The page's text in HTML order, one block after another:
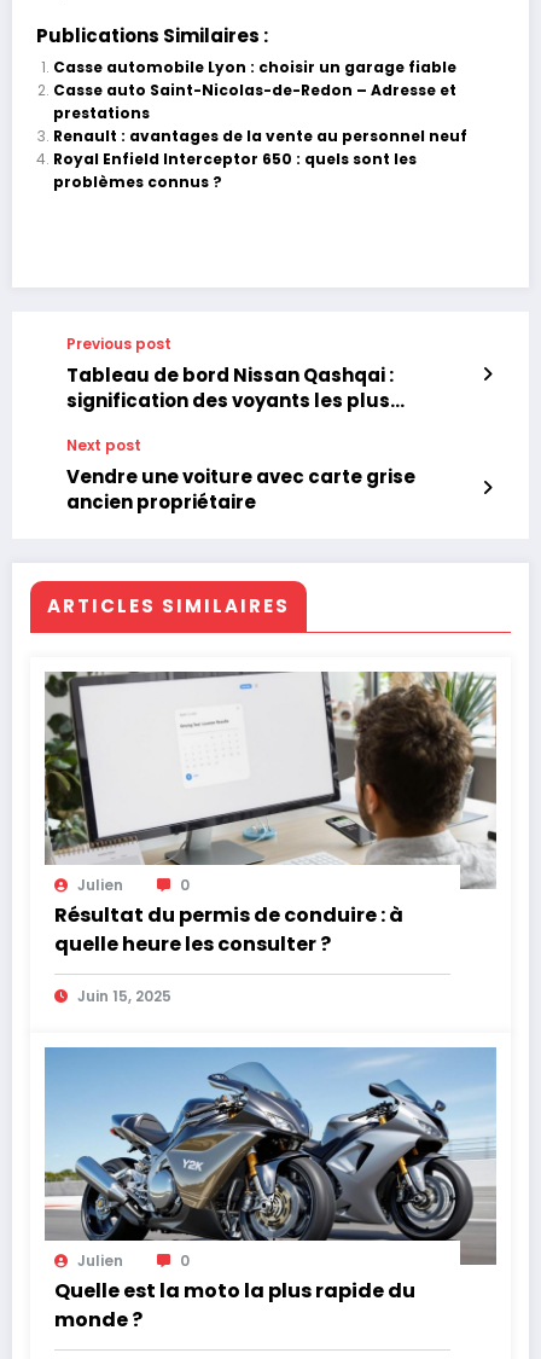
Publications Similaires :
Casse automobile Lyon : choisir un garage fiable
Casse auto Saint-Nicolas-de-Redon – Adresse et
prestations
Renault : avantages de la vente au personnel neuf
Royal Enfield Interceptor 650 : quels sont les
problèmes connus ?
Previous post
Tableau de bord Nissan Qashqai :
signification des voyants les plus
Next post
Vendre une voiture avec carte grise
ancien propriétaire
ARTICLES SIMILAIRES
Julien 0
Résultat du permis de conduire : à
quelle heure les consulter ?
Juin 15, 2025
Julien 0
Quelle est la moto la plus rapide du
monde ?